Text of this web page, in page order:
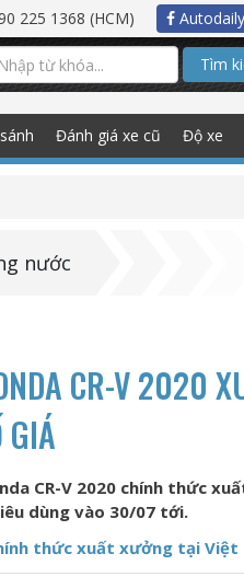
225 1368 (HCM)
Tìm
Đánh giá xe cũ Độ xe
nước
CR-V 2020
GIÁ
CR-V 2020 chính thức
dùng vào 30/07 tới.
thức xuất xưởng tại Việt